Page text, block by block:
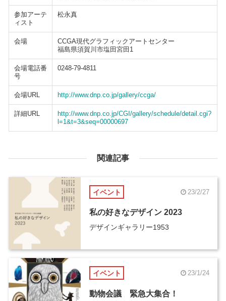
参加アーテ
ィスト
松永真
会場
CCGA現代グラフィックアートセンター
福島県須賀川市塩田宮田1
会場電話番
号
0248-79-4811
会場URL http://www.dnp.co.jp/gallery/ccga/
詳細URL
http://www.dnp.co.jp/CGI/gallery/schedule/detail.cgi?
l=1&t=3&seq=00000697
関連記事
イベント 23/2/27
私の好きなデザイン 2023
デザインギャラリー1953
イベント 23/1/24
動物会議 緊急大集合！